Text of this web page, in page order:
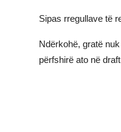
Sipas rregullave të
Ndërkohë, gratë
përfshirë ato në